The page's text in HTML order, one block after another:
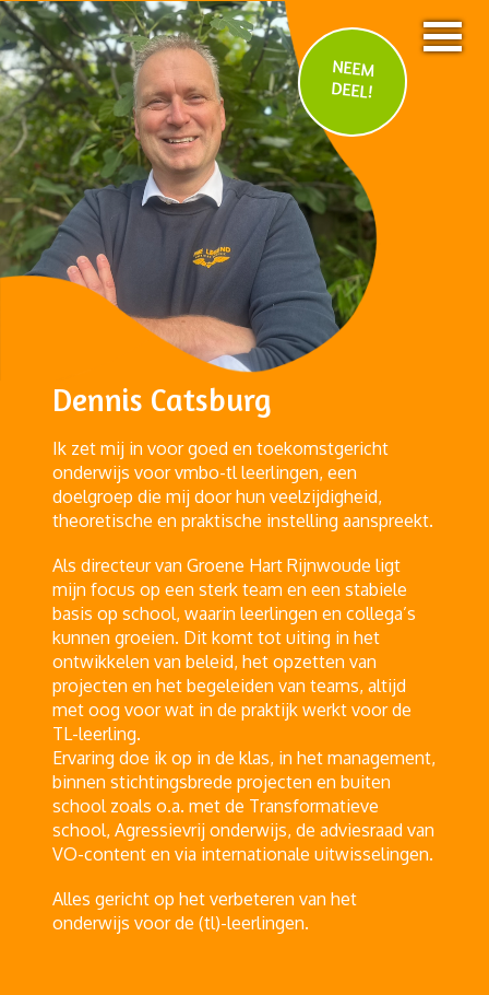
NEEM
DEEL!
Dennis Catsburg
Ik zet mij in voor goed en toekomstgericht
onderwijs voor vmbo-tl leerlingen, een
doelgroep die mij door hun veelzijdigheid,
theoretische en praktische instelling aanspreekt.
Als directeur van Groene Hart Rijnwoude ligt
mijn focus op een sterk team en een stabiele
basis op school, waarin leerlingen en collega’s
kunnen groeien. Dit komt tot uiting in het
ontwikkelen van beleid, het opzetten van
projecten en het begeleiden van teams, altijd
met oog voor wat in de praktijk werkt voor de
TL-leerling.
Ervaring doe ik op in de klas, in het management,
binnen stichtingsbrede projecten en buiten
school zoals o.a. met de Transformatieve
school, Agressievrij onderwijs, de adviesraad van
VO-content en via internationale uitwisselingen.
Alles gericht op het verbeteren van het
onderwijs voor de (tl)-leerlingen.